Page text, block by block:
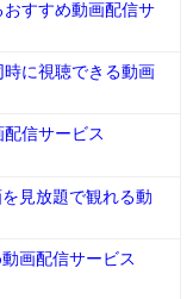
すすめ動画配信サ
に視聴できる動画
信サービス
見放題で観れる動
画配信サービス